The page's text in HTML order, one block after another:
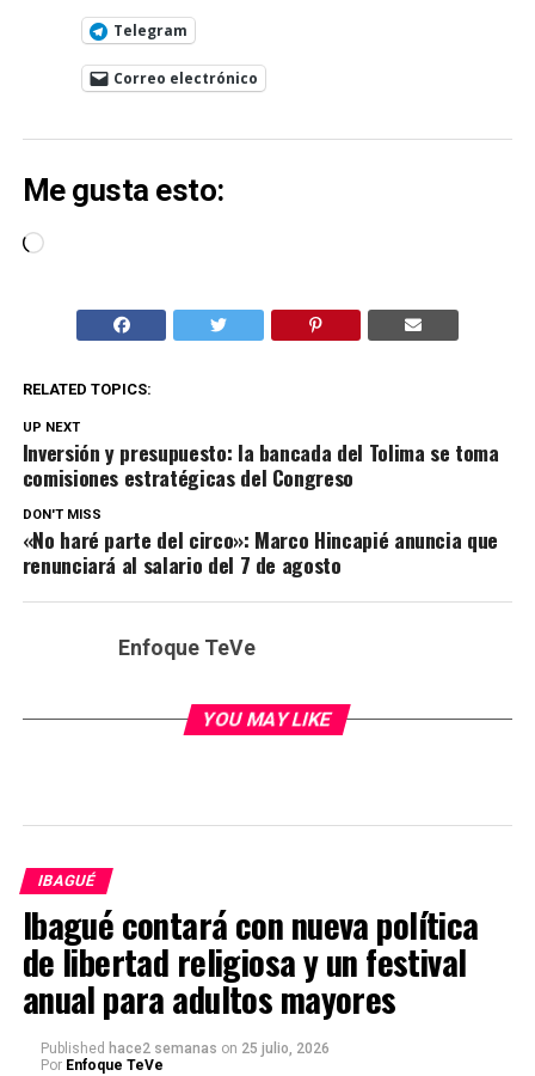
Telegram
Correo electrónico
Me gusta esto:
Cargando...
RELATED TOPICS:
UP NEXT
Inversión y presupuesto: la bancada del Tolima se toma
comisiones estratégicas del Congreso
DON'T MISS
«No haré parte del circo»: Marco Hincapié anuncia que
renunciará al salario del 7 de agosto
Enfoque TeVe
YOU MAY LIKE
IBAGUÉ
Ibagué contará con nueva política
de libertad religiosa y un festival
anual para adultos mayores
Published hace2 semanas on 25 julio, 2026
Por Enfoque TeVe